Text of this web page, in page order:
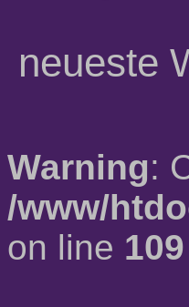
neueste
Warning:
/www/
on line 109